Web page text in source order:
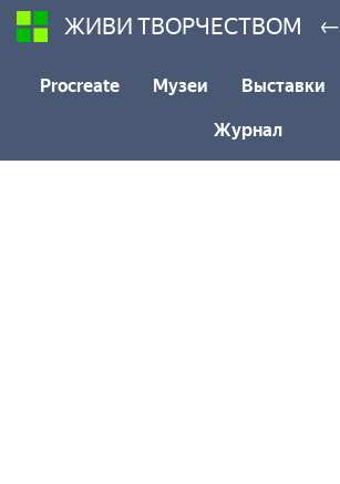
ЖИВИ ТВОРЧЕСТВОМ ←
Procreate Музеи Выставки
Журнал